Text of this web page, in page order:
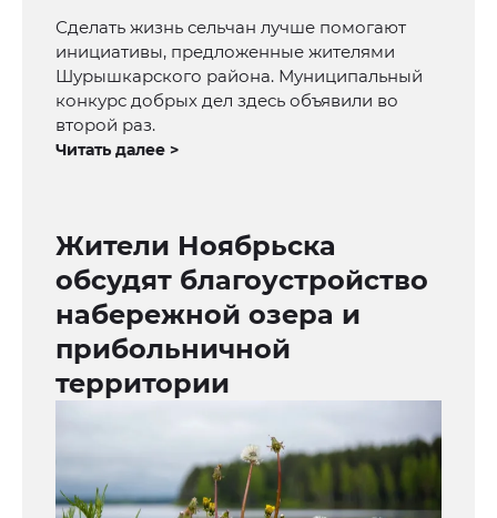
Сделать жизнь сельчан лучше помогают
инициативы, предложенные жителями
Шурышкарского района. Муниципальный
конкурс добрых дел здесь объявили во
второй раз.
Читать далее >
Жители Ноябрьска
обсудят благоустройство
набережной озера и
прибольничной
территории